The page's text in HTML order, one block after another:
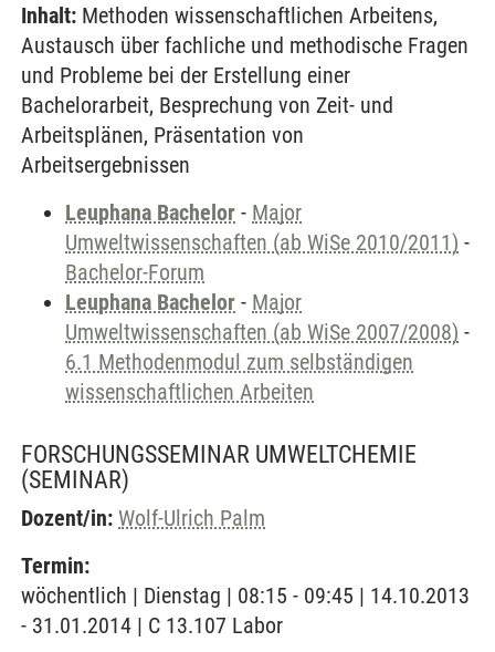
Inhalt: Methoden wissenschaftlichen Arbeitens,
Austausch über fachliche und methodische Fragen
und Probleme bei der Erstellung einer
Bachelorarbeit, Besprechung von Zeit- und
Arbeitsplänen, Präsentation von
Arbeitsergebnissen
Leuphana Bachelor - Major
Umweltwissenschaften (ab WiSe 2010/2011) -
Bachelor-Forum
Leuphana Bachelor - Major
Umweltwissenschaften (ab WiSe 2007/2008) -
6.1 Methodenmodul zum selbständigen
wissenschaftlichen Arbeiten
FORSCHUNGSSEMINAR UMWELTCHEMIE
(SEMINAR)
Dozent/in: Wolf-Ulrich Palm
Termin:
wöchentlich | Dienstag | 08:15 - 09:45 | 14.10.2013
- 31.01.2014 | C 13.107 Labor